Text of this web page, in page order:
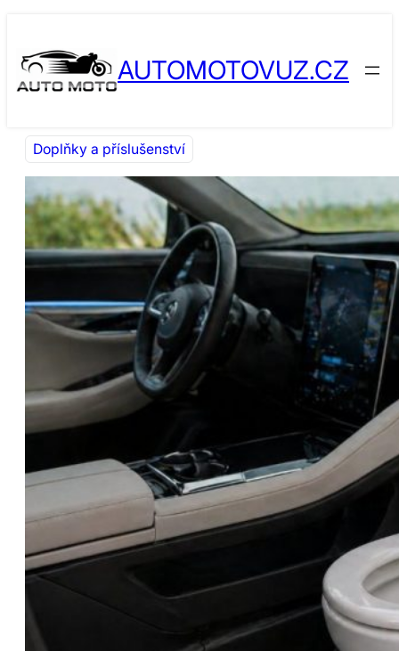
obsah
content
AUTOMOTOVUZ.CZ
Doplňky a příslušenství